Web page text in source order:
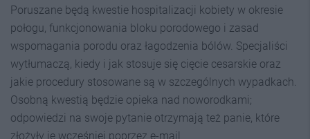
Poruszane będą kwestie hospitalizacji kobiety w okresie
połogu, funkcjonowania bloku porodowego i zasad
wspomagania porodu oraz łagodzenia bólów. Specjaliści
wytłumaczą, kiedy i jak stosuje się cięcie cesarskie oraz
jakie procedury stosowane są w szczególnych wypadkach.
Osobną kwestią będzie opieka nad noworodkami;
odpowiedzi na swoje pytanie otrzymają też panie, które
złożyły je wcześniej poprzez e-mail